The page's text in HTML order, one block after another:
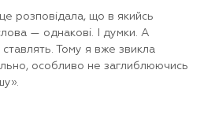
розповідала, що в якийсь
— однакові. І думки. А
Тому я вже звикла
особливо не заглиблюючись